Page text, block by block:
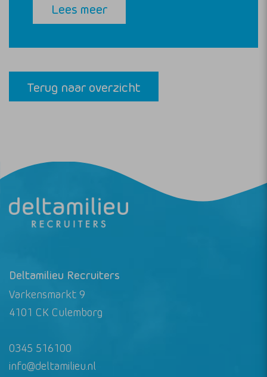
Lees meer
Terug naar overzicht
Deltamilieu Recruiters
Varkensmarkt 9
4101 CK Culemborg
0345 516100
info@deltamilieu.nl